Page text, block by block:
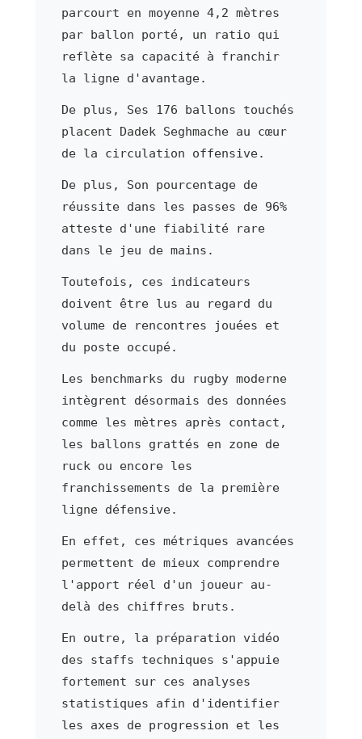
parcourt en moyenne 4,2 mètres
par ballon porté, un ratio qui
reflète sa capacité à franchir
la ligne d'avantage.
De plus, Ses 176 ballons touchés
placent Dadek Seghmache au cœur
de la circulation offensive.
De plus, Son pourcentage de
réussite dans les passes de 96%
atteste d'une fiabilité rare
dans le jeu de mains.
Toutefois, ces indicateurs
doivent être lus au regard du
volume de rencontres jouées et
du poste occupé.
Les benchmarks du rugby moderne
intègrent désormais des données
comme les mètres après contact,
les ballons grattés en zone de
ruck ou encore les
franchissements de la première
ligne défensive.
En effet, ces métriques avancées
permettent de mieux comprendre
l'apport réel d'un joueur au-
delà des chiffres bruts.
En outre, la préparation vidéo
des staffs techniques s'appuie
fortement sur ces analyses
statistiques afin d'identifier
les axes de progression et les